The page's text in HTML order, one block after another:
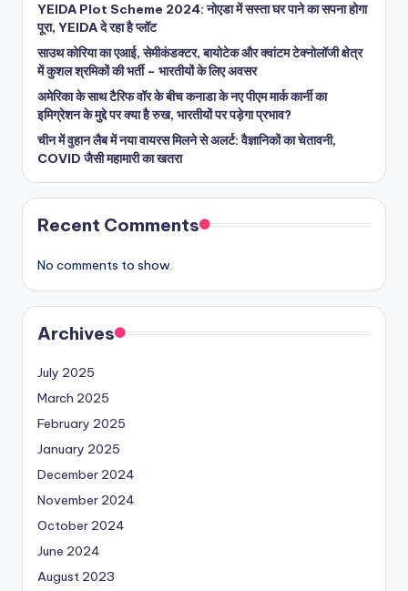
YEIDA Plot Scheme 2024: नोएडा में सस्ता घर पाने का सपना होगा
पूरा, YEIDA दे रहा है प्लॉट
साउथ कोरिया का एआई, सेमीकंडक्टर, बायोटेक और क्वांटम टेक्नोलॉजी क्षेत्र
में कुशल श्रमिकों की भर्ती – भारतीयों के लिए अवसर
अमेरिका के साथ टैरिफ वॉर के बीच कनाडा के नए पीएम मार्क कार्नी का
इमिग्रेशन के मुद्दे पर क्या है रुख, भारतीयों पर पड़ेगा प्रभाव?
चीन में वुहान लैब में नया वायरस मिलने से अलर्ट: वैज्ञानिकों का चेतावनी,
COVID जैसी महामारी का खतरा
Recent Comments
No comments to show.
Archives
July 2025
March 2025
February 2025
January 2025
December 2024
November 2024
October 2024
June 2024
August 2023